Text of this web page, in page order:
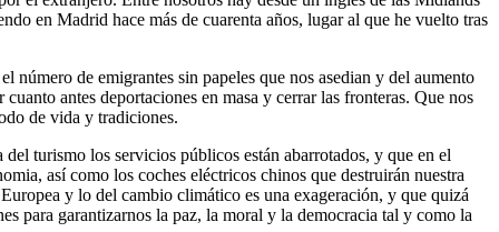
en Madrid hace más de cuarenta años, lugar al que he vuelto tras
de emigrantes sin papeles que nos asedian y del aumento
antes deportaciones en masa y cerrar las fronteras. Que nos
de vida y tradiciones.
turismo los servicios públicos están abarrotados, y que en el
así como los coches eléctricos chinos que destruirán nuestra
y lo del cambio climático es una exageración, y que quizá
para garantizarnos la paz, la moral y la democracia tal y como la